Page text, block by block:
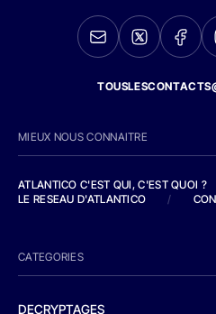
MIEUX NOUS CONNAITRE
ATLANTICO C'EST QUI, C'EST QUOI ?
LE RESEAU D'ATLANTICO
/
CATEGORIES
DECRYPTAGES